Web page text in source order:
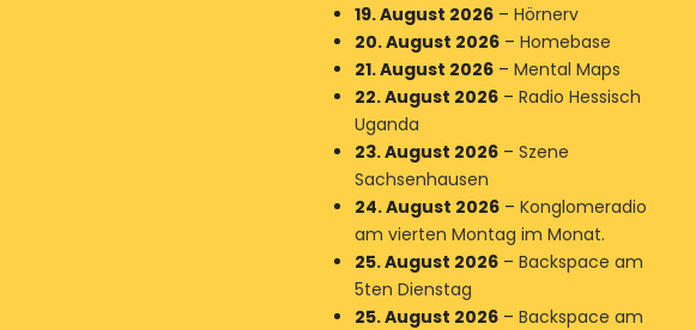
19. August 2026– Hörnerv
20. August 2026– Homebase
21. August 2026– Mental Maps
22. August 2026– Radio Hessisch
Uganda
23. August 2026– Szene
Sachsenhausen
24. August 2026– Konglomeradio
am vierten Montag im Monat.
25. August 2026– Backspace am
5ten Dienstag
25. August 2026– Backspace am